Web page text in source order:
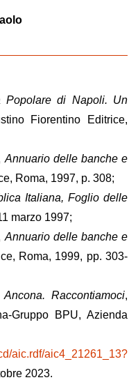
Popolare di Napoli. Un
Fiorentino Editrice,
Annuario delle banche e
Roma, 1997, p. 308;
Italiana, Foglio delle
marzo 1997;
Annuario delle banche e
Roma, 1999, pp. 303-
Raccontiamoci,
Gruppo BPU, Azienda
aic.rdf/aic4_21261_13?
2023.